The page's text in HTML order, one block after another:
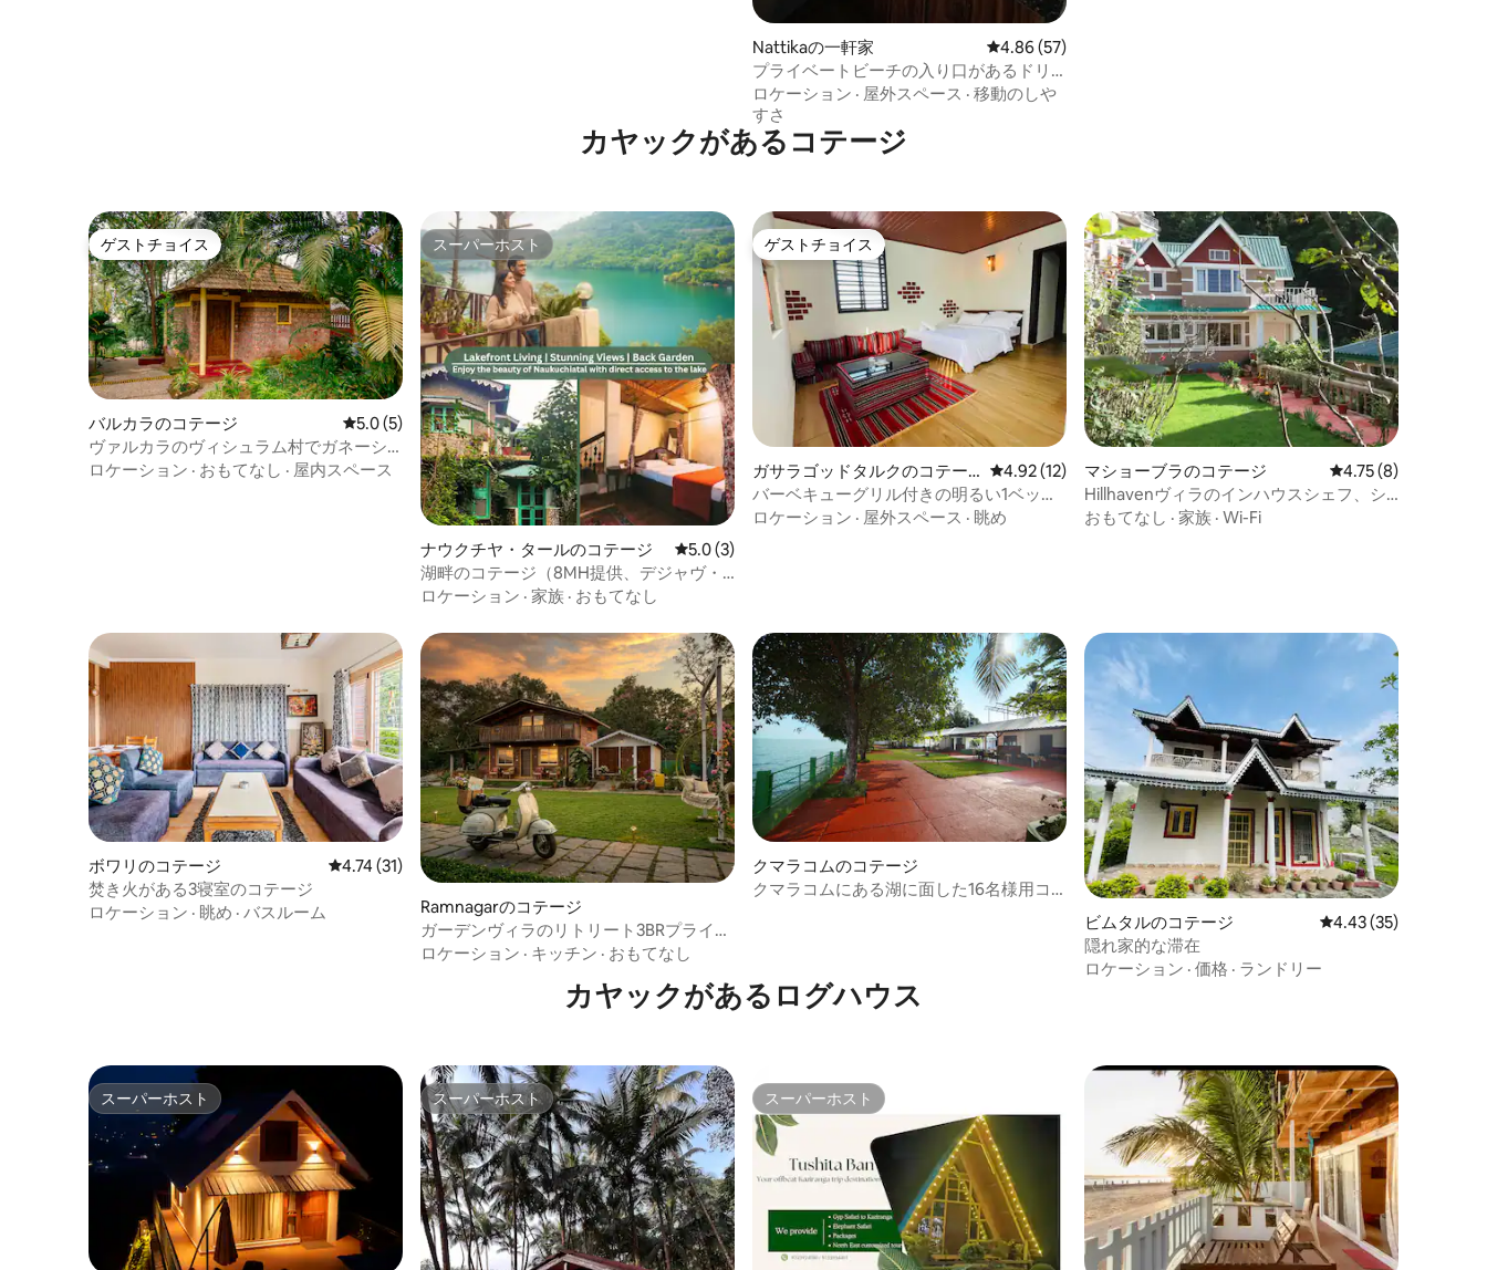
Nattikaの一軒家 レビュー57件、5つ星中4.86つ星の平均評価
4.86 (57)
プライベートビーチの入り口があるドリ
ームネストリゾート
ロケーション · 屋外スペース · 移動のしや
すさ
カヤックがあるコテージ
ゲストチョイス
ゲストチョイス
バルカラのコテージ レビュー5件、5つ星中5.0つ星の平均評価
5.0 (5)
ヴァルカラのヴィシュラム村でガネーシ
ャ
ロケーション · おもてなし · 屋内スペース
スーパーホスト
スーパーホスト
ナウクチヤ・タールのコテージ レビュー3件、5つ星中5.0つ星の平均評価
5.0 (3)
湖畔のコテージ（8MH提供、デジャヴ・
ナウクチアタル）
ロケーション · 家族 · おもてなし
ゲストチョイス
ゲストチョイス
ガサラゴッドタルクのコテー
ジ
レビュー12件、5つ星中4.92つ星の平均評価
4.92 (12)
バーベキューグリル付きの明るい1ベッド
ルームコテージ。
ロケーション · 屋外スペース · 眺め
マショーブラのコテージ レビュー8件、5つ
4.75 (8)
Hillhavenヴィラのインハウスシェフ、シ
ムラ
おもてなし · 家族 · Wi-Fi
ボワリのコテージ レビュー31件、5つ星中4.74つ星の平均評価
4.74 (31)
焚き火がある3寝室のコテージ
ロケーション · 眺め · バスルーム
Ramnagarのコテージ
ガーデンヴィラのリトリート3BRプライベ
ートガーデンホームイハット
ロケーション · キッチン · おもてなし
クマラコムのコテージ
クマラコムにある湖に面した16名様用コ
ビムタルのコテージ レビュー35件、5つ
4.43 (35)
隠れ家的な滞在
ロケーション · 価格 · ランドリー
カヤックがあるログハウス
スーパーホスト
スーパーホスト スーパーホスト
スーパーホスト スーパーホスト
スーパーホスト